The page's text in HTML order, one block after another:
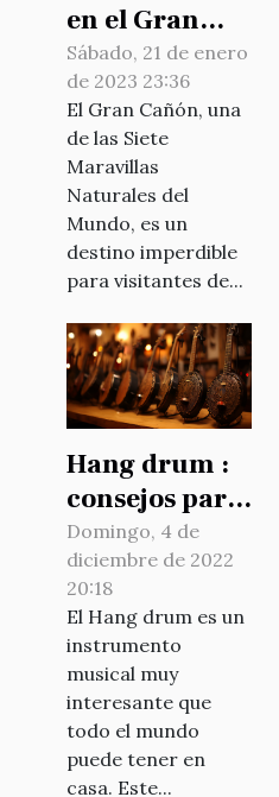
en el Gran
Cañón ?
Sábado, 21 de enero
de 2023 23:36
El Gran Cañón, una
de las Siete
Maravillas
Naturales del
Mundo, es un
destino imperdible
para visitantes de...
Hang drum :
consejos para
una buena
elección
Domingo, 4 de
diciembre de 2022
20:18
El Hang drum es un
instrumento
musical muy
interesante que
todo el mundo
puede tener en
casa. Este...